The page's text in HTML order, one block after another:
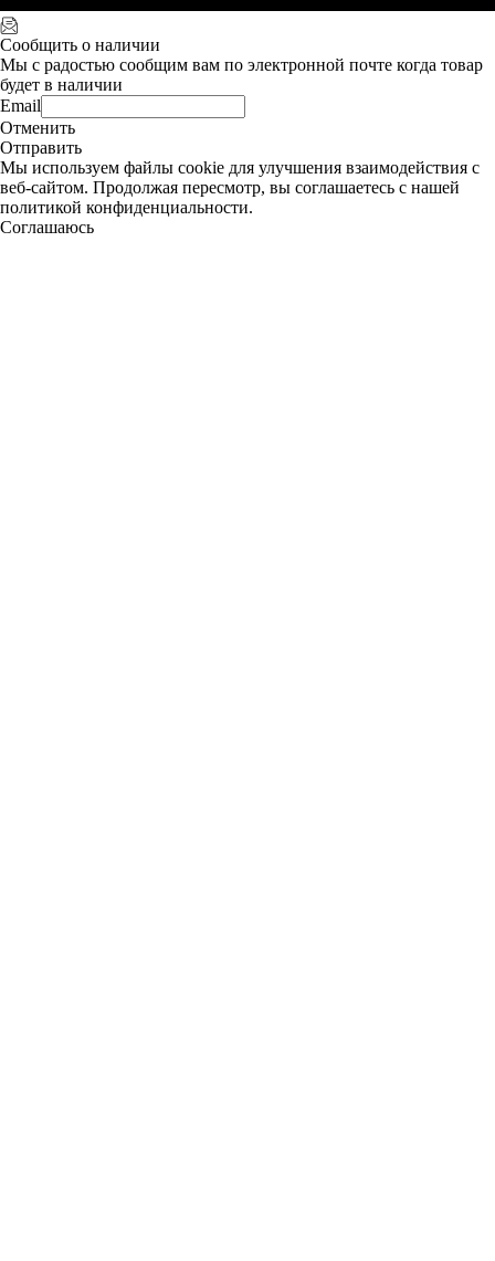
Сообщить о наличии
Мы с радостью сообщим вам по электронной почте когда товар
будет в наличии
Email
Отменить
Отправить
Мы используем файлы cookie для улучшения взаимодействия с
веб-сайтом. Продолжая пересмотр, вы соглашаетесь с нашей
политикой конфиденциальности.
Соглашаюсь